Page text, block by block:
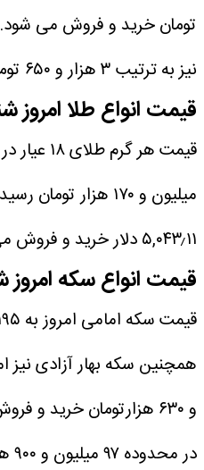
تومان خرید و فروش می شود.
نیز به ترتیب ۳ هزار و ۶۵۰ تومان و ۱۲۲ تومان می باشد.
قیمت انواع طلا امروز شنبه ۲۵ بهمن
میلیون و ۱۷۰ هزار
۵,۰۴۳٫۱۱ دلار خرید و فروش می شود.
قیمت انواع سکه امروز شنبه ۲۵
و ۶۳۰ هزارتومان خرید
در